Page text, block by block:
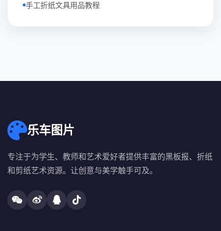
手工折纸文具用品教程
乐车图片
专注于为学生、教师和艺术爱好者提供丰富的黑板报、折纸
和剪纸艺术资源。让创意与美学触手可及。